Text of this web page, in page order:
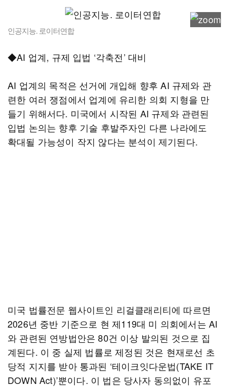
인공지능. 로이터연합
◆AI 업계, 규제 입법 ‘각축전’ 대비
AI 업계의 목적은 선거에 개입해 향후 AI 규제와 관
련한 여러 쟁점에서 업계에 유리한 의회 지형을 만
들기 위해서다. 미국에서 시작된 AI 규제와 관련된
입법 논의는 향후 기술 후발주자인 다른 나라에도
확대될 가능성이 작지 않다는 분석이 제기된다.
미국 법률전문 웹사이트인 리걸클래리티에 따르면
2026년 중반 기준으로 현 제119대 미 의회에서는 AI
와 관련된 연방법안은 80건 이상 발의된 것으로 집
계된다. 이 중 실제 법률로 제정된 것은 현재로선 초
당적 지지를 받아 통과된 ‘테이크잇다운법(TAKE IT
DOWN Act)’뿐이다. 이 법은 당사자 동의없이 유포